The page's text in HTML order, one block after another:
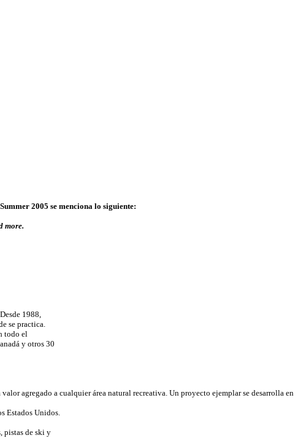
2005 se menciona lo siguiente:
more.
1988,
se practica.
todo el
y otros 30
agregado a cualquier área natural recreativa. Un proyecto ejemplar se desarrolla en
Estados Unidos.
pistas de ski y